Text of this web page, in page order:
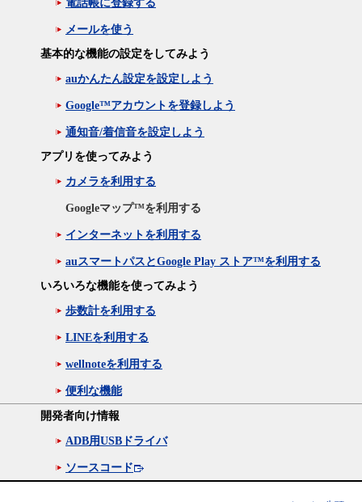
電話帳に登録する
メールを使う
基本的な機能の設定をしてみよう
auかんたん設定を設定しよう
Google™アカウントを登録しよう
通知音/着信音を設定しよう
アプリを使ってみよう
カメラを利用する
Googleマップ™を利用する
インターネットを利用する
auスマートパスとGoogle Play ストア™を利用する
いろいろな機能を使ってみよう
歩数計を利用する
LINEを利用する
wellnoteを利用する
便利な機能
開発者向け情報
ADB用USBドライバ
ソースコード